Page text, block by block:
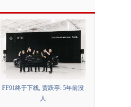
FF91终于下线, 贾跃亭: 5年前没
人